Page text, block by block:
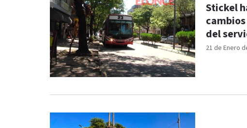
21 de Enero
Stickel
del